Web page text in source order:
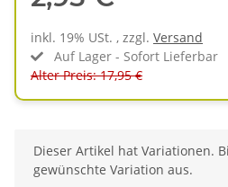
inkl. 19% USt. , zzgl. Versand
Auf Lager - Sofort Lieferbar
Alter Preis: 17,95 €
x
Dieser Artikel hat Variationen.
gewünschte Variation aus.